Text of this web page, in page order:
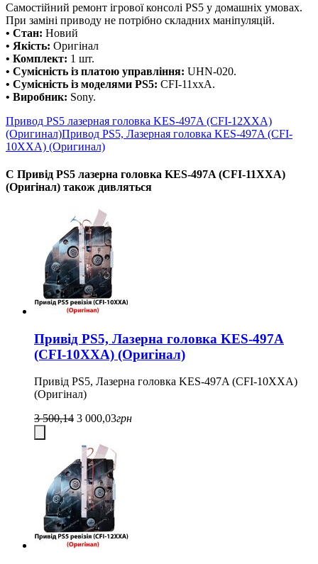
Самостійний ремонт ігрової консолі PS5 у домашніх умовах.
При заміні приводу не потрібно складних маніпуляцій.
• Стан: Новий
• Якість: Оригінал
• Комплект: 1 шт.
• Сумісність із платою управління: UHN-020.
• Сумісність із моделями PS5: CFI-11xxA.
• Виробник: Sony.
Привод PS5 лазерная головка KES-497A (CFI-12XXA)
(Оригинал)Привод PS5, Лазерная головка KES-497A (CFI-
10XXA) (Оригинал)
С Привід PS5 лазерна головка KES-497A (CFI-11XXA)
(Оригінал) також дивляться
Привід PS5, Лазерна головка KES-497A
(CFI-10XXA) (Оригінал)
Привід PS5, Лазерна головка KES-497A (CFI-10XXA)
(Оригінал)
3 500,14 3 000,03грн